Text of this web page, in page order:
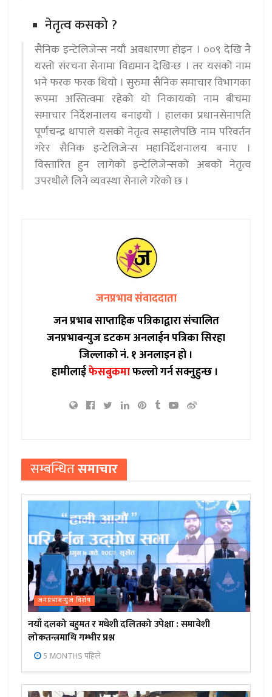
नेतृत्व कसको ?
सैनिक इन्टेलिजेन्स नयाँ अवधारणा होइन । ००९ देखि नै
यस्तो संरचना सेनामा विद्यमान देखिन्छ । तर यसको नाम
भने फरक फरक थियो । सुरुमा सैनिक समाचार विभागका
रूपमा अस्तित्वमा रहेको यो निकायको नाम बीचमा
समाचार निर्देशनालय बनाइयो । हालका प्रधानसेनापति
पूर्णचन्द्र थापाले यसको नेतृत्व सम्हालेपछि नाम परिवर्तन
गरेर सैनिक इन्टेलिजेन्स महानिर्देशनालय बनाए ।
विस्तारित हुन लागेको इन्टेलिजेन्सको अबको नेतृत्व
उपरथीले लिने व्यवस्था सेनाले गरेको छ ।
जनप्रभाव संवाददाता
जन प्रभाब साप्ताहिक पत्रिकाद्वारा संचालित
जनप्रभाबन्युज डटकम अनलाईन पत्रिका सिरहा
जिल्लाको नं. १ अनलाइन हो ।
हामीलाईफेसबुकमाफल्लो गर्न सक्नुहुन्छ ।
सम्बन्धितसमाचार
जनप्रभाबन्युज विशेष
नयाँ दलको बहुमत र मधेशी दलितको उपेक्षा : समावेशी
लोकतन्त्रमाथि गम्भीर प्रश्न
5 MONTHS पहिले